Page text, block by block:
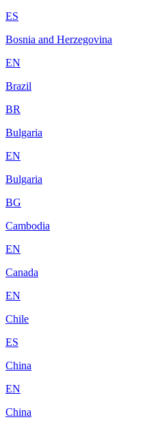
ES
Bosnia and Herzegovina
EN
Brazil
BR
Bulgaria
EN
Bulgaria
BG
Cambodia
EN
Canada
EN
Chile
ES
China
EN
China